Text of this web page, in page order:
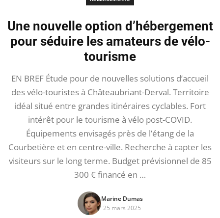
Une nouvelle option d’hébergement
pour séduire les amateurs de vélo-
tourisme
EN BREF Étude pour de nouvelles solutions d’accueil
des vélo-touristes à Châteaubriant-Derval. Territoire
idéal situé entre grandes itinéraires cyclables. Fort
intérêt pour le tourisme à vélo post-COVID.
Équipements envisagés près de l’étang de la
Courbetière et en centre-ville. Recherche à capter les
visiteurs sur le long terme. Budget prévisionnel de 85
300 € financé en …
Marine Dumas
25 mars 2025